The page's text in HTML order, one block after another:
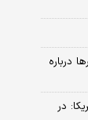
درباره
در